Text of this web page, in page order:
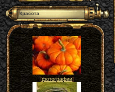
Красота
[фотографии]